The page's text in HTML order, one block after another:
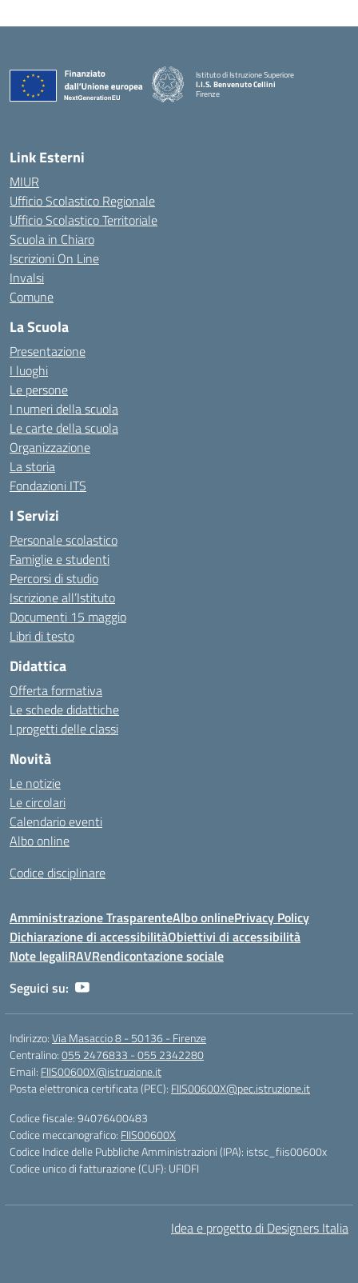
Istituto di Istruzione Superiore
I.I.S. Benvenuto Cellini
Firenze
Link Esterni
MIUR
Ufficio Scolastico Regionale
Ufficio Scolastico Territoriale
Scuola in Chiaro
Iscrizioni On Line
Invalsi
Comune
La Scuola
Presentazione
I luoghi
Le persone
I numeri della scuola
Le carte della scuola
Organizzazione
La storia
Fondazioni ITS
I Servizi
Personale scolastico
Famiglie e studenti
Percorsi di studio
Iscrizione all’Istituto
Documenti 15 maggio
Libri di testo
Didattica
Offerta formativa
Le schede didattiche
I progetti delle classi
Novità
Le notizie
Le circolari
Calendario eventi
Albo online
Codice disciplinare
Amministrazione TrasparenteAlbo onlinePrivacy Policy
Dichiarazione di accessibilitàObiettivi di accessibilità
Note legaliRAVRendicontazione sociale
Seguici su:
Indirizzo:Via Masaccio 8 - 50136 - Firenze
Centralino:055 2476833 - 055 2342280
Email: FIIS00600X@istruzione.it
Posta elettronica certificata (PEC): FIIS00600X@pec.istruzione.it
Codice fiscale: 94076400483
Codice meccanografico: FIIS00600X
Codice Indice delle Pubbliche Amministrazioni (IPA): istsc_fiis00600x
Codice unico di fatturazione (CUF): UFIDFI
Idea e progetto di Designers Italia